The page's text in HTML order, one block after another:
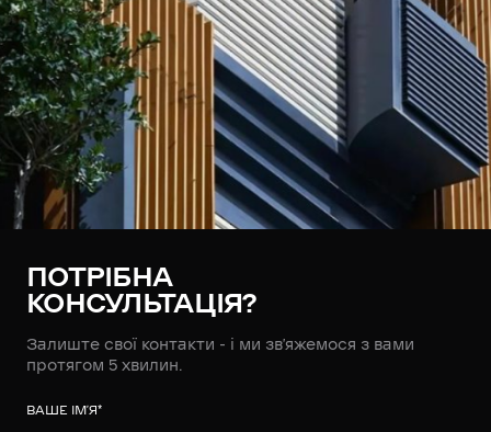
ПОТРІБНА
КОНСУЛЬТАЦІЯ?
Залиште свої контакти - і ми зв’яжемося з вами
протягом 5 хвилин.
ВАШЕ ІМ’Я*